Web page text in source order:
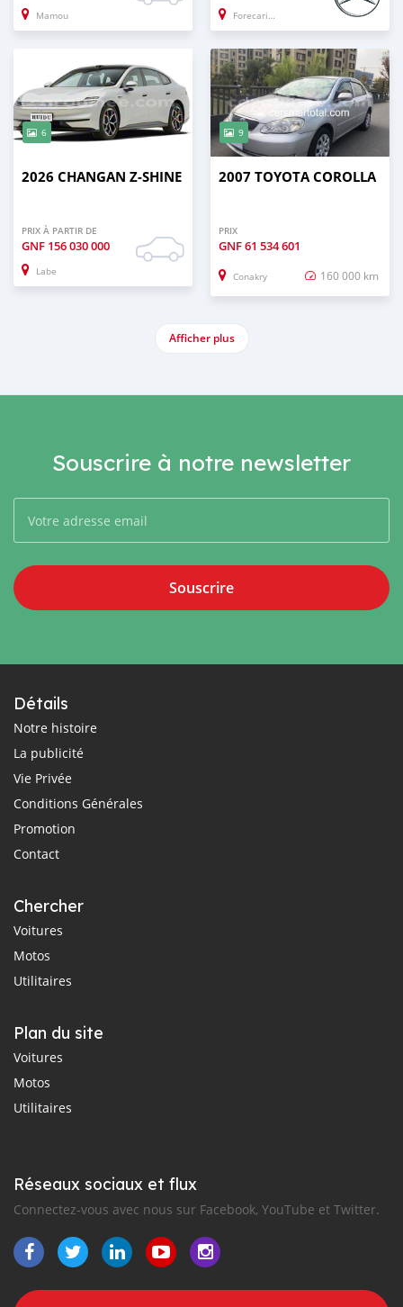
Mamou Forecariah
6
2026 CHANGAN Z-SHINE
PRIX À PARTIR DE
GNF 156 030 000
Labe
9
2007 TOYOTA COROLLA
PRIX
GNF61 534 601
Conakry 160 000 km
Afficher plus
Souscrire à notre newsletter
Souscrire
Détails
Notre histoire
La publicité
Vie Privée
Conditions Générales
Promotion
Contact
Chercher
Voitures
Motos
Utilitaires
Plan du site
Voitures
Motos
Utilitaires
Réseaux sociaux et flux
Connectez-vous avec nous sur Facebook, YouTube et Twitter.